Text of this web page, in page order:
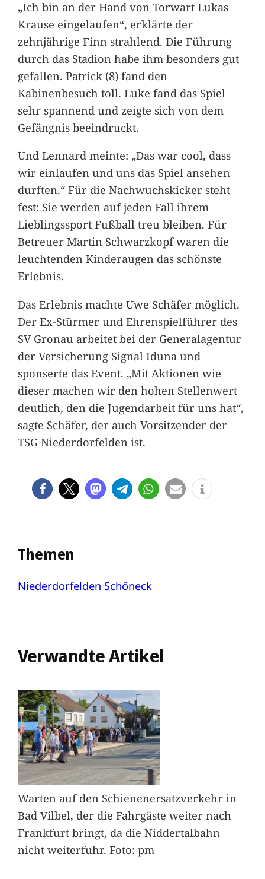
„Ich bin an der Hand von Torwart Lukas
Krause eingelaufen“, erklärte der
zehnjährige Finn strahlend. Die Führung
durch das Stadion habe ihm besonders gut
gefallen. Patrick (8) fand den
Kabinenbesuch toll. Luke fand das Spiel
sehr spannend und zeigte sich von dem
Gefängnis beeindruckt.
Und Lennard meinte: „Das war cool, dass
wir einlaufen und uns das Spiel ansehen
durften.“ Für die Nachwuchskicker steht
fest: Sie werden auf jeden Fall ihrem
Lieblingssport Fußball treu bleiben. Für
Betreuer Martin Schwarzkopf waren die
leuchtenden Kinderaugen das schönste
Erlebnis.
Das Erlebnis machte Uwe Schäfer möglich.
Der Ex-Stürmer und Ehrenspielführer des
SV Gronau arbeitet bei der Generalagentur
der Versicherung Signal Iduna und
sponserte das Event. „Mit Aktionen wie
dieser machen wir den hohen Stellenwert
deutlich, den die Jugendarbeit für uns hat“,
sagte Schäfer, der auch Vorsitzender der
TSG Niederdorfelden ist.
Themen
Niederdorfelden Schöneck
Verwandte Artikel
Warten auf den Schienenersatzverkehr in
Bad Vilbel, der die Fahrgäste weiter nach
Frankfurt bringt, da die Niddertalbahn
nicht weiterfuhr. Foto: pm